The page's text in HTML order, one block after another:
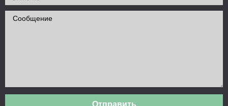
Отправить